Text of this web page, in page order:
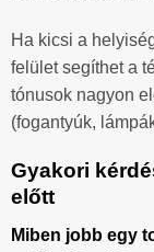
Ha kicsi a
felület segíthet a
tónusok nagyon
(fogantyúk,
Gyakori
előtt
Miben jobb egy